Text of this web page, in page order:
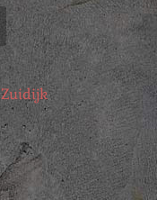
Zuidijk